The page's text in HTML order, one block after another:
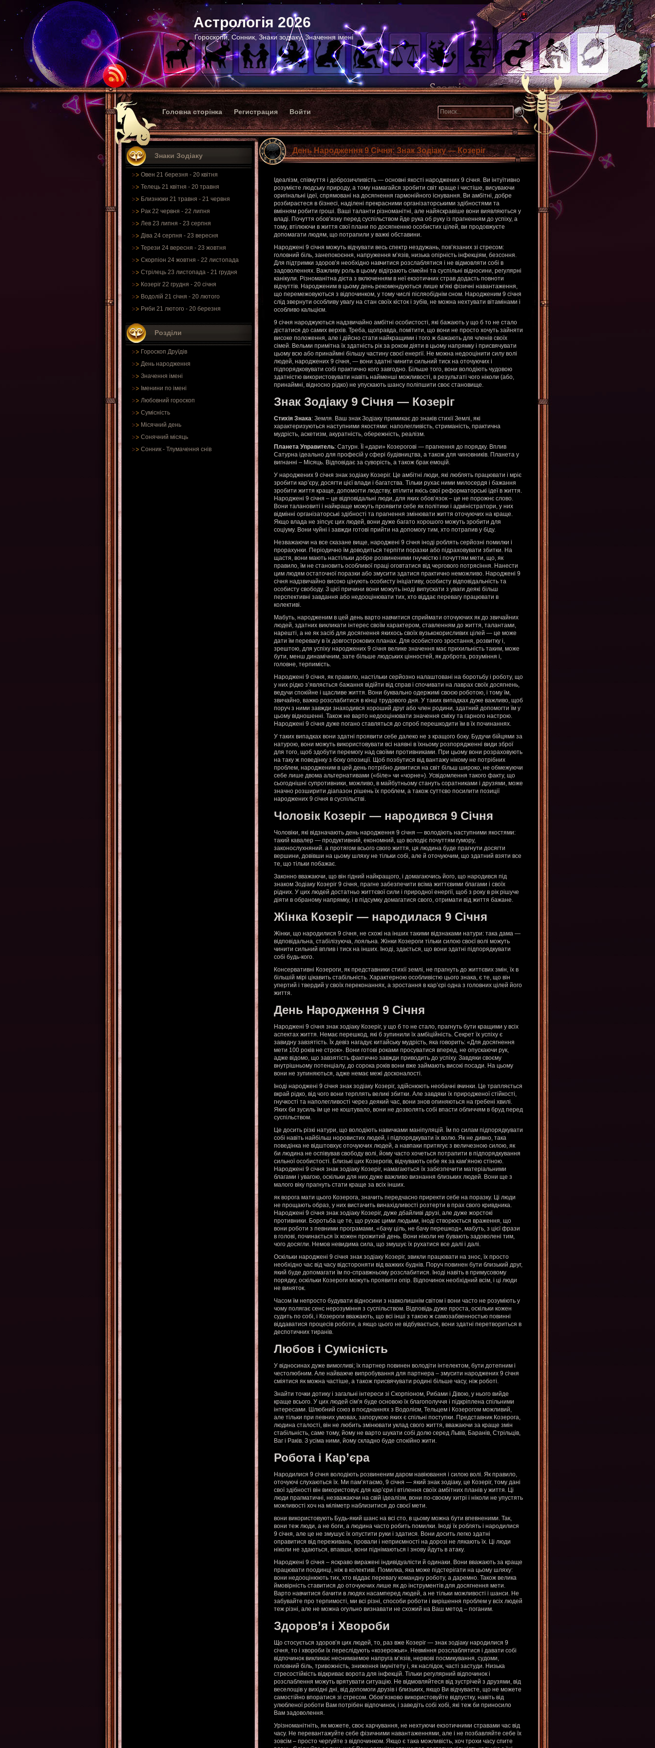
Астрологія 2026
Гороскопи, Сонник, Знаки зодіаку, Значення імені
Головна сторінка Регистрация Войти
Знаки Зодіаку
Овен 21 березня - 20 квітня
Телець 21 квітня - 20 травня
Близнюки 21 травня - 21 червня
Рак 22 червня - 22 липня
Лев 23 липня - 23 серпня
Діва 24 серпня - 23 вересня
Терези 24 вересня - 23 жовтня
Скорпіон 24 жовтня - 22 листопада
Стрілець 23 листопада - 21 грудня
Козеріг 22 грудня - 20 січня
Водолій 21 січня - 20 лютого
Риби 21 лютого - 20 березня
Розділи
Гороскоп Друїдів
День народження
Значення імені
Іменини по імені
Любовний гороскоп
Сумісність
Місячний день
Сонячний місяць
Сонник - Тлумачення снів
День Народження 9 Січня: Знак Зодіаку — Козеріг
Ідеалізм, співчуття і доброзичливість — основні якості народжених 9 січня. Ви інтуїтивно
розумієте людську природу, а тому намагайся зробити світ краще і чистіше, висуваючи
оригінальні ідеї, спрямовані на досягнення гармонійного існування. Ви амбітні, добре
розбираєтеся в бізнесі, наділені прекрасними організаторськими здібностями та
вмінням робити гроші. Ваші таланти різноманітні, але найяскравіше вони виявляються у
владі. Почуття обов’язку перед суспільством йде рука об руку із прагненням до успіху, а
тому, втілюючи в життя свої плани по досягненню особистих цілей, ви продовжуєте
допомагати людям, що потрапили у важкі обставини.
Народжені 9 січня можуть відчувати весь спектр нездужань, пов’язаних зі стресом:
головний біль, занепокоєння, напруження м’язів, низька опірність інфекціям, безсоння.
Для підтримки здоров’я необхідно навчитися розслаблятися і не відмовляти собі в
задоволеннях. Важливу роль в цьому відіграють сімейні та суспільні відносини, регулярні
канікули. Різноманітна дієта з включенням в неї екзотичних страв додасть повноти
відчуттів. Народженим в цьому день рекомендуються лише м’які фізичні навантаження,
що перемежовуються з відпочинком, у тому числі післяобіднім сном. Народженим 9 січня
слід звернути особливу увагу на стан своїх кісток і зубів, не можна нехтувати вітамінами і
особливо кальцієм.
9 січня народжуються надзвичайно амбітні особистості, які бажають у що б то не стало
дістатися до самих верхів. Треба, щоправда, помітити, що вони не просто хочуть зайняти
високе положення, але і дійсно стати найкращими і того ж бажають для членів своїх
сімей. Вельми примітна їх здатність рік за роком діяти в цьому напрямку і присвячувати
цьому всю або принаймні більшу частину своєї енергії. Не можна недооцінити силу волі
людей, народжених 9 січня, — вони здатні чинити сильний тиск на оточуючих і
підпорядковувати собі практично кого завгодно. Більше того, вони володіють чудовою
здатністю використовувати навіть найменші можливості, в результаті чого ніколи (або,
принаймні, відносно рідко) не упускають шансу поліпшити своє становище.
Знак Зодіаку 9 Січня — Козеріг
Стихія Знака: Земля. Ваш знак Зодіаку примикає до знаків стихії Землі, які
характеризуються наступними якостями: наполегливість, стриманість, практична
мудрість, аскетизм, акуратність, обережність, реалізм.
Планета Управитель: Сатурн. Її «дари» Козерогові — прагнення до порядку. Вплив
Сатурна ідеально для професій у сфері будівництва, а також для чиновників. Планета у
вигнанні – Місяць. Відповідає за суворість, а також брак емоцій.
У народжених 9 січня знак зодіаку Козеріг. Це амбітні люди, які люблять працювати і мріє
зробити кар’єру, досягти цієї влади і багатства. Тільки рухає ними милосердя і бажання
зробити життя краще, допомогти людству, втілити якісь свої реформаторські ідеї в життя.
Народжені 9 січня – це відповідальні люди, для яких обов’язок – це не порожнє слово.
Вони талановиті і найкраще можуть проявити себе як політики і адміністратори, у них
відмінні організаторські здібності та прагнення змінювати життя оточуючих на краще.
Якщо влада не зіпсує цих людей, вони дуже багато хорошого можуть зробити для
соціуму. Вони чуйні і завжди готові прийти на допомогу тим, хто потрапив у біду.
Незважаючи на все сказане вище, народжені 9 січня іноді роблять серйозні помилки і
прорахунки. Періодично їм доводиться терпіти поразки або підраховувати збитки. На
щастя, вони мають настільки добре розвиненими гнучкістю і почуттям мети, що, як
правило, їм не становить особливої праці оговтатися від чергового потрясіння. Нанести
цим людям остаточної поразки або змусити здатися практично неможливо. Народжені 9
січня надзвичайно високо цінують особисту ініціативу, особисту відповідальність та
особисту свободу. З цієї причини вони можуть іноді випускати з уваги деякі більш
перспективні завдання або недооцінювати тих, хто віддає перевагу працювати в
колективі.
Мабуть, народженим в цей день варто навчитися сприймати оточуючих як до звичайних
людей, здатних викликати інтерес своїм характером, ставленням до життя, талантами,
нарешті, а не як засіб для досягнення якихось своїх вузькокорисливих цілей — це може
дати їм перевагу в їх довгострокових планах. Для особистого зростання, розвитку і,
зрештою, для успіху народжених 9 січня велике значення має прихильність таким, може
бути, менш динамічним, зате більше людських цінностей, як доброта, розуміння і,
головне, терпимість.
Народжені 9 січня, як правило, настільки серйозно налаштовані на боротьбу і роботу, що
у них рідко з’являється бажання відійти від справ і спочивати на лаврах своїх досягнень,
ведучи спокійне і щасливе життя. Вони буквально одержимі своєю роботою, і тому їм,
звичайно, важко розслабитися в кінці трудового дня. У таких випадках дуже важливо, щоб
поруч з ними завжди знаходився хороший друг або член родини, здатний допомогти їм у
цьому відношенні. Також не варто недооцінювати значення сміху та гарного настрою.
Народжені 9 січня дуже погано ставляться до спроб перешкодити їм в їх починаннях.
У таких випадках вони здатні проявити себе далеко не з кращого боку. Будучи бійцями за
натурою, вони можуть використовувати всі наявні в їхньому розпорядженні види зброї
для того, щоб здобути перемогу над своїми противниками. При цьому вони розраховують
на таку ж поведінку з боку опозиції. Щоб позбутися від вантажу нікому не потрібних
проблем, народженим в цей день потрібно дивитися на світ більш широко, не обмежуючи
себе лише двома альтернативами («біле» чи «чорне»). Усвідомлення такого факту, що
сьогоднішні супротивники, можливо, в майбутньому стануть соратниками і друзями, може
значно розширити діапазон рішень їх проблем, а також суттєво посилити позиції
народжених 9 січня в суспільстві.
Чоловік Козеріг — народився 9 Січня
Чоловіки, які відзначають день народження 9 січня — володіють наступними якостями:
такий кавалер — продуктивний, економний, що володіє почуттям гумору,
законослухняний. а протягом всього свого життя, ця людина буде прагнути досягти
вершини, довівши на цьому шляху не тільки собі, але й оточуючим, що здатний взяти все
те, що тільки побажає.
Законно вважаючи, що він гідний найкращого, і домагаючись його, що народився під
знаком Зодіаку Козеріг 9 січня, прагне забезпечити всіма життєвими благами і своїх
рідних. У цих людей достатньо життєвої сили і природної енергії, щоб з року в рік рішуче
діяти в обраному напрямку, і в підсумку домагатися свого, отримати від життя бажане.
Жінка Козеріг — народилася 9 Січня
Жінки, що народилися 9 січня, не схожі на інших такими відзнаками натури: така дама —
відповідальна, стабілізуюча, лояльна. Жінки Козероги тільки силою своєї волі можуть
чинити сильний вплив і тиск на інших. Іноді, здається, що вони здатні підпорядкувати
собі будь-кого.
Консервативні Козероги, як представники стихії землі, не прагнуть до життєвих змін, їх в
більшій мірі цікавить стабільність. Характерною особливістю цього знака, є те, що він
упертий і твердий у своїх переконаннях, а зростання в кар’єрі одна з головних цілей його
життя.
День Народження 9 Січня
Народжені 9 січня знак зодіаку Козеріг, у що б то не стало, прагнуть бути кращими у всіх
аспектах життя. Немає перешкод, які б зупинили їх амбіційність. Секрет їх успіху є
завидну завзятість. Їх девіз нагадує китайську мудрість, яка говорить: «Для досягнення
мети 100 років не строк». Вони готові роками просуватися вперед, не опускаючи рук,
адже відомо, що завзятість фактично завжди приводить до успіху. Завдяки своєму
внутрішньому потенціалу, до сорока років вони вже займають високі посади. На цьому
вони не зупиняються, адже немає межі досконалості.
Іноді народжені 9 січня знак зодіаку Козеріг, здійснюють необачні вчинки. Це трапляється
вкрай рідко, від чого вони терплять великі збитки. Але завдяки їх природженої стійкості,
гнучкості та наполегливості через деякий час, вони знов опиняються на гребені хвилі.
Яких би зусиль їм це не коштувало, вони не дозволять собі впасти обличчям в бруд перед
суспільством.
Це досить різкі натури, що володіють навичками маніпуляцій. Їм по силам підпорядкувати
собі навіть найбільш норовистих людей, і підпорядкувати їх волю. Як не дивно, така
поведінка не відштовхує оточуючих людей, а навпаки притягує з величезною силою, як
би людина не оспівував свободу волі, йому часто хочеться потрапити в підпорядкування
сильної особистості. Близькі цих Козерогів, відчувають себе як за кам’яною стіною.
Народжені 9 січня знак зодіаку Козеріг, намагаються їх забезпечити матеріальними
благами і увагою, оскільки для них дуже важливо визнання близьких людей. Вони ще з
малого віку прагнуть стати краще за всіх інших.
як ворога мати цього Козерога, значить передчасно приректи себе на поразку. Ці люди
не прощають образ, у них вистачить винахідливості розтерти в прах свого кривдника.
Народжені 9 січня знак зодіаку Козеріг, дуже дбайливі друзі, але дуже жорстокі
противники. Боротьба це те, що рухає цими людьми, іноді створюється враження, що
вони роботи з певними програмами, «бачу ціль, не бачу перешкод», мабуть, з цієї фрази
в голові, починається їх кожен прожитий день. Вони ніколи не бувають задоволені тим,
чого досягли. Немов невидима сила, що змушує їх рухатися все далі і далі.
Оскільки народжені 9 січня знак зодіаку Козеріг, звикли працювати на знос, їх просто
необхідно час від часу відстороняти від важких буднів. Поруч повинен бути близький друг,
який буде допомагати їм по-справжньому розслабитися. Іноді навіть в примусовому
порядку, оскільки Козероги можуть проявити опір. Відпочинок необхідний всім, і ці люди
не виняток.
Часом їм непросто будувати відносини з навколишнім світом і вони часто не розуміють у
чому полягає сенс нерозуміння з суспільством. Відповідь дуже проста, оскільки кожен
судить по собі, і Козероги вважають, що всі інші з такою ж самозабвенностью повинні
віддаватися процесів роботи, а якщо цього не відбувається, вони здатні перетвориться в
деспотичних тиранів.
Любов і Сумісність
У відносинах дуже вимогливі; їх партнер повинен володіти інтелектом, бути дотепним і
честолюбним. Але найважче випробування для партнера – змусити народжених 9 січня
сміятися як можна частіше, а також присвячувати родині більше часу, ніж роботі.
Знайти точки дотику і загальні інтереси зі Скорпіоном, Рибами і Дівою, у нього вийде
краще всього. У цих людей сім’я буде основою їх благополуччя і підкріплена спільними
інтересами. Шлюбний союз в поєднаннях з Водолієм, Тельцем і Козерогом можливий,
але тільки при певних умовах, запорукою яких є спільні поступки. Представник Козерога,
людина сталості, він не любить змінювати уклад свого життя, вважаючи за краще змін
стабільність, саме тому, йому не варто шукати собі долю серед Львів, Баранів, Стрільців,
Ваг і Раків. З усіма ними, йому складно буде спокійно жити.
Робота і Кар’єра
Народилися 9 січня володіють розвиненим даром навіювання і силою волі. Як правило,
оточуючі слухаються їх. Ми пам’ятаємо, 9 січня — який знак зодіаку, це Козеріг, тому дані
свої здібності він використовує для кар’єри і втілення своїх амбітних планів у життя. Ці
люди прагматичні, незважаючи на свій ідеалізм, вони по-своєму хитрі і ніколи не упустять
можливості хоч на міліметр наблизитися до своєї мети.
вони використовують Будь-який шанс на всі сто, в цьому можна бути впевненими. Так,
вони теж люди, а не боги, а людина часто робить помилки. Іноді їх роблять і народилися
9 січня, але це не змушує їх опустити руки і здатися. Вони досить легко здатні
оправитися від переживань, провали і неприємності на дорозі не лякають їх. Ці люди
ніколи не здаються, впавши, вони піднімаються і знову йдуть в атаку.
Народжені 9 січня – яскраво виражені індивідуалісти й одинаки. Вони вважають за краще
працювати поодинці, ніж в колективі. Помилка, яка може підстерігати на цьому шляху:
вони недооцінюють тих, хто віддає перевагу командну роботу, а даремно. Також велика
ймовірність ставитися до оточуючих лише як до інструментів для досягнення мети.
Варто навчитися бачити в людях насамперед людей, а не тільки можливості і шанси. Не
забувайте про терпимості, ми всі різні, способи роботи і вирішення проблем у всіх людей
теж різні, але не можна огульно визнавати не схожий на Ваш метод – поганим.
Здоров’я і Хвороби
Що стосується здоров’я цих людей, то, раз вже Козеріг — знак зодіаку народилися 9
січня, то і хвороби їх переслідують «козерожьи». Невміння розслаблятися і давати собі
відпочинок викликає неснимаемое напруга м’язів, нервові посмикування, судоми,
головний біль, тривожність, зниження імунітету і, як наслідок, часті застуди. Низька
стресостійкість відкриває ворота для інфекцій. Тільки регулярний відпочинок і
розслаблення можуть врятувати ситуацію. Не відмовляйтеся від зустрічей з друзями, від
веселощів у вихідні дні, від допомоги друзів і близьких, якщо Ви відчуваєте, що не можете
самостійно впоратися зі стресом. Обов’язково використовуйте відпустку, навіть від
улюбленої роботи Вам потрібен відпочинок, і заведіть собі хобі, які теж би приносило
Вам задоволення.
Урізноманітніть, як можете, своє харчування, не нехтуючи екзотичними стравами час від
часу. Не перевантажуйте себе фізичними навантаженнями, але і не позбавляйте себе їх
зовсім – просто чергуйте з відпочинком. Якщо є така можливість, хоч трохи часу спите